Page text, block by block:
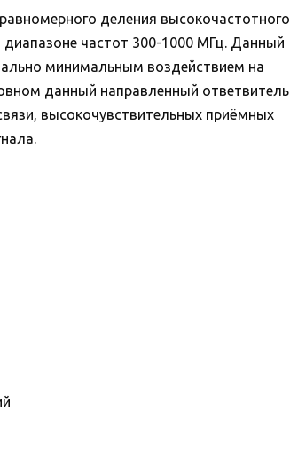
деления высокочастотного
частот 300-1000 МГц. Данный
минимальным воздействием на
данный направленный ответвитель
высокочувствительных приёмных